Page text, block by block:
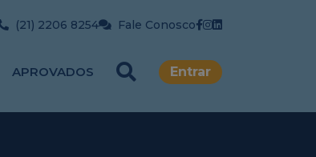
(21) 2206 8254 Fale Conosco
APROVADOS Entrar